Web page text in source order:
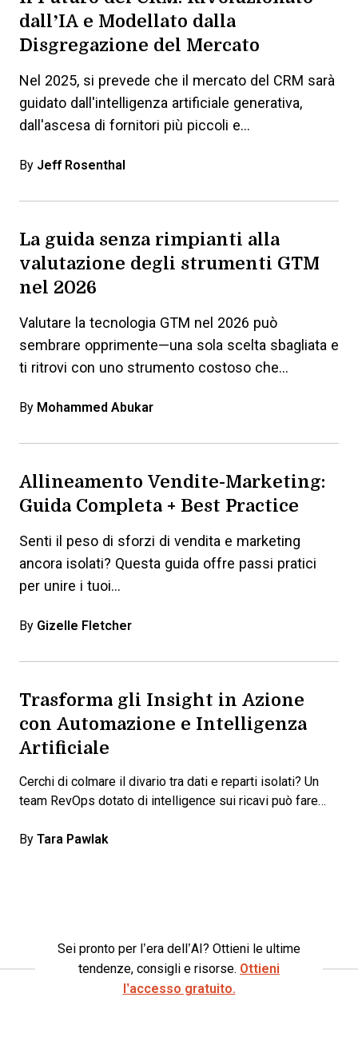
dall’IA e Modellato dalla
Disgregazione del Mercato
Nel 2025, si prevede che il mercato del CRM sarà
guidato dall'intelligenza artificiale generativa,
dall'ascesa di fornitori più piccoli e…
By Jeff Rosenthal
La guida senza rimpianti alla
valutazione degli strumenti GTM
nel 2026
Valutare la tecnologia GTM nel 2026 può
sembrare opprimente—una sola scelta sbagliata e
ti ritrovi con uno strumento costoso che…
By Mohammed Abukar
Allineamento Vendite-Marketing:
Guida Completa + Best Practice
Senti il peso di sforzi di vendita e marketing
ancora isolati? Questa guida offre passi pratici
per unire i tuoi…
By Gizelle Fletcher
Trasforma gli Insight in Azione
con Automazione e Intelligenza
Artificiale
Cerchi di colmare il divario tra dati e reparti isolati? Un
team RevOps dotato di intelligence sui ricavi può fare…
By Tara Pawlak
Sei pronto per l’era dell’AI? Ottieni le ultime
tendenze, consigli e risorse. Ottieni
l’accesso gratuito.